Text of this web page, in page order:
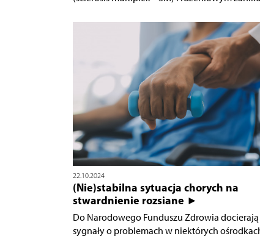
22.10.2024
(Nie)stabilna sytuacja chorych na
stwardnienie rozsiane ►
Do Narodowego Funduszu Zdrowia docierają
sygnały o problemach w niektórych